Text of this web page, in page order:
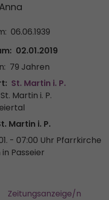
06.06.1939
02.01.2019
79 Jahren
St. Martin i. P.
St. Martin i. P.
Martin i. P.
- 07:00 Uhr Pfarrkirche
Passeier
Zeitungsanzeige/n